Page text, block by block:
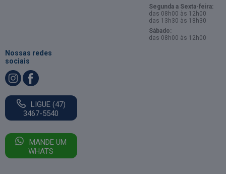
Segunda a Sexta-feira:
das 08h00 às 12h00
das 13h30 às 18h30
Sábado:
das 08h00 às 12h00
Nossas redes
sociais
LIGUE (47)
3467-5540
MANDE UM
WHATS